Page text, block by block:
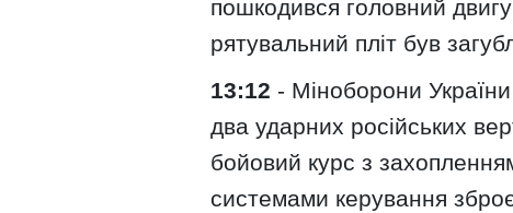
пошкодився головний
рятувальний пліт був
13:12 - Міноборони
два ударних російських
бойовий курс з
системами керування